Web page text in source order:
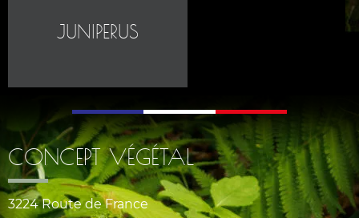
JUNIPERUS
CONCEPT VÉGÉTAL
3224 Route de France